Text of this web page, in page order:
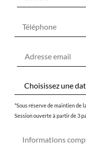
*Sous réserve de maintien de
Session ouverte à partir de 3